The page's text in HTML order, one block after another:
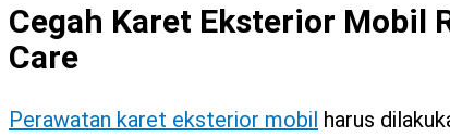
Cegah Karet Eksterior Mobil
Care
Perawatan karet eksterior mobil harus